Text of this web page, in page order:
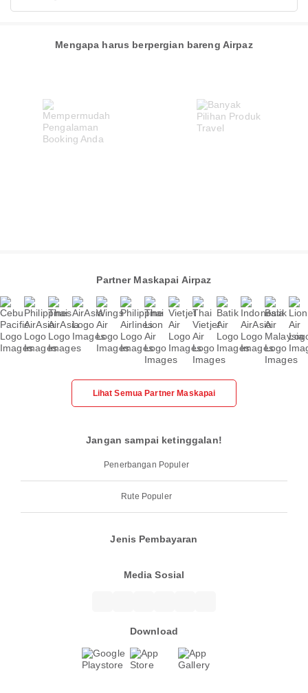
Mengapa harus berpergian bareng Airpaz
Partner Maskapai Airpaz
Lihat Semua Partner Maskapai
Jangan sampai ketinggalan!
Penerbangan Populer
Rute Populer
Jenis Pembayaran
Media Sosial
Download